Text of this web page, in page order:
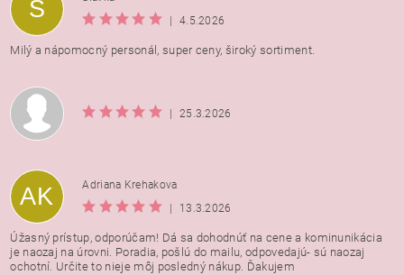
osobných údajov
S 4.5.2026
Milý a nápomocný personál, super ceny, široký sortiment.
25.3.2026
AK
Adriana Krehakova
13.3.2026
Úžasný prístup, odporúčam! Dá sa dohodnúť na cene a kominunikácia
je naozaj na úrovni. Poradia, pošlú do mailu, odpovedajú- sú naozaj
ochotní. Určite to nieje môj posledný nákup. Ďakujem